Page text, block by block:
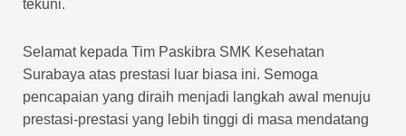
tekuni.
Selamat kepada Tim Paskibra SMK Kesehatan
Surabaya atas prestasi luar biasa ini. Semoga
pencapaian yang diraih menjadi langkah awal menuju
prestasi-prestasi yang lebih tinggi di masa mendatang